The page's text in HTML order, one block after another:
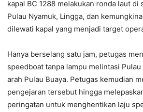
kapal BC 1288 melakukan ronda laut di
Pulau Nyamuk, Lingga, dan
dilewati kapal yang menjadi target
Hanya berselang satu jam, petugas
speedboat tanpa lampu melintasi
arah Pulau Buaya. Petugas kemudian
pengejaran tersebut hingga
peringatan untuk menghentikan laju